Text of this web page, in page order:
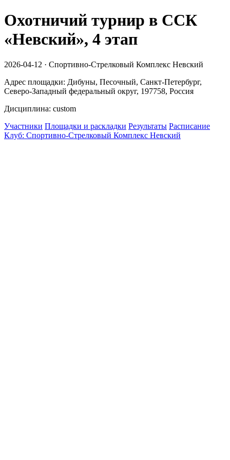
Охотничий турнир в ССК
«Невский», 4 этап
2026-04-12 · Спортивно-Стрелковый Комплекс Невский
Адрес площадки: Дибуны, Песочный, Санкт-Петербург,
Северо-Западный федеральный округ, 197758, Россия
Дисциплина: custom
Участники Площадки и раскладки Результаты Расписание
Клуб: Спортивно-Стрелковый Комплекс Невский